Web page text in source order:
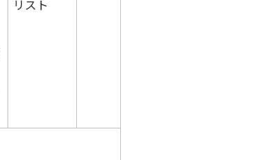
リスト